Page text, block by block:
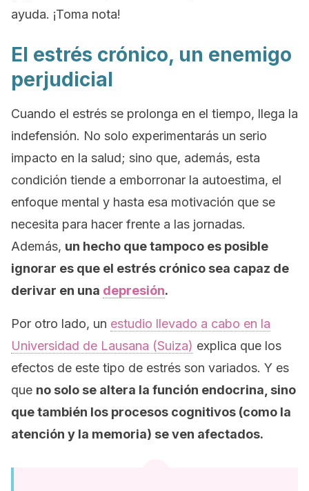
ayuda. ¡Toma nota!
El estrés crónico, un enemigo
perjudicial
Cuando el estrés se prolonga en el tiempo, llega la
indefensión. No solo experimentarás un serio
impacto en la salud; sino que, además, esta
condición tiende a emborronar la autoestima, el
enfoque mental y hasta esa motivación que se
necesita para hacer frente a las jornadas.
Además, un hecho que tampoco es posible
ignorar es que el estrés crónico sea capaz de
derivar en una depresión.
Por otro lado, un estudio llevado a cabo en la
Universidad de Lausana (Suiza) explica que los
efectos de este tipo de estrés son variados. Y es
que no solo se altera la función endocrina, sino
que también los procesos cognitivos (como la
atención y la memoria) se ven afectados.